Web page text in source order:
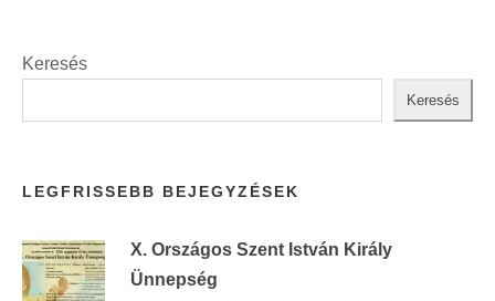
Keresés
Keresés
LEGFRISSEBB BEJEGYZÉSEK
X. Országos Szent István Király
Ünnepség